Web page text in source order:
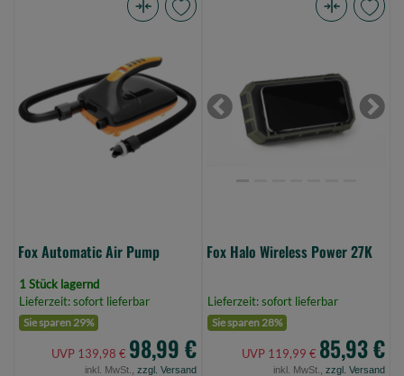
Pump
(Bild
Fox Automatic Air Pump
1 Stück lagernd
Lieferzeit: sofort lieferbar
Sie sparen 29%
UVP 139,98 € 98,99 €
inkl. MwSt., zzgl. Versand
Power
27KPrevious Next
Fox Halo Wireless Power 27K
Lieferzeit: sofort lieferbar
Sie sparen 28%
UVP 119,99 € 85,93 €
inkl. MwSt., zzgl. Versand